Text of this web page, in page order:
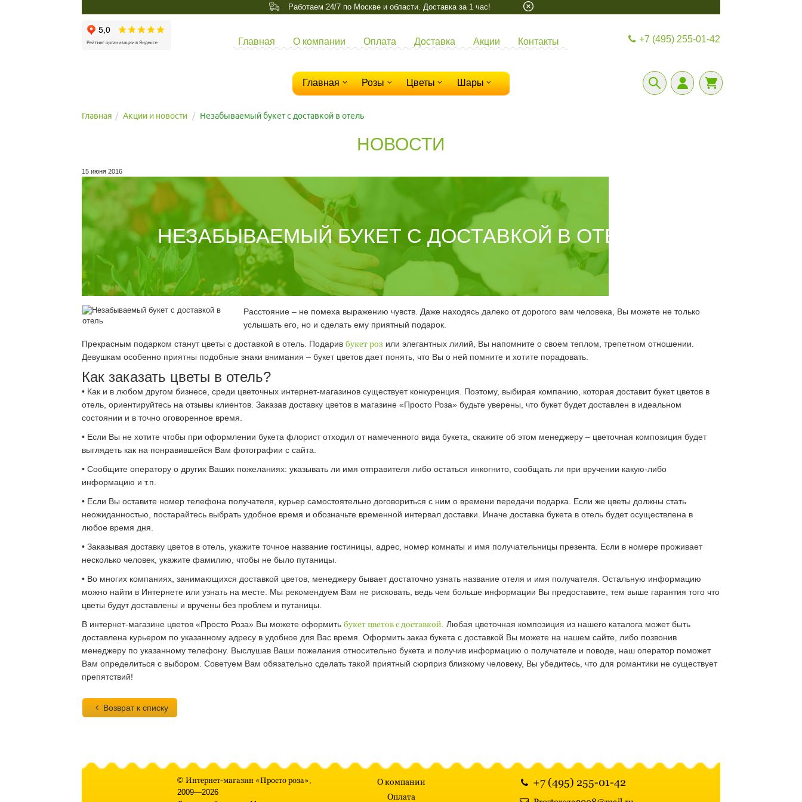
Работаем 24/7 по Москве и области. Доставка за 1 час!
Главная О компании Оплата Доставка Акции Контакты
Главная Розы Цветы Шары
+7 (495) 255-01-42
Главная Акции и новости Незабываемый букет с доставкой в отель
НОВОСТИ
15 июня 2016
НЕЗАБЫВАЕМЫЙ БУКЕТ С ДОСТАВКОЙ В ОТЕЛЬ
Расстояние – не помеха выражению чувств. Даже находясь далеко от дорогого вам человека, Вы можете не только
услышать его, но и сделать ему приятный подарок.
Прекрасным подарком станут цветы с доставкой в отель. Подарив букет роз или элегантных лилий, Вы напомните о своем теплом, трепетном отношении.
Девушкам особенно приятны подобные знаки внимания – букет цветов дает понять, что Вы о ней помните и хотите порадовать.
Как заказать цветы в отель?
• Как и в любом другом бизнесе, среди цветочных интернет-магазинов существует конкуренция. Поэтому, выбирая компанию, которая доставит букет цветов в
отель, ориентируйтесь на отзывы клиентов. Заказав доставку цветов в магазине «Просто Роза» будьте уверены, что букет будет доставлен в идеальном
состоянии и в точно оговоренное время.
• Если Вы не хотите чтобы при оформлении букета флорист отходил от намеченного вида букета, скажите об этом менеджеру – цветочная композиция будет
выглядеть как на понравившейся Вам фотографии с сайта.
• Сообщите оператору о других Ваших пожеланиях: указывать ли имя отправителя либо остаться инкогнито, сообщать ли при вручении какую-либо
информацию и т.п.
• Если Вы оставите номер телефона получателя, курьер самостоятельно договориться с ним о времени передачи подарка. Если же цветы должны стать
неожиданностью, постарайтесь выбрать удобное время и обозначьте временной интервал доставки. Иначе доставка букета в отель будет осуществлена в
любое время дня.
• Заказывая доставку цветов в отель, укажите точное название гостиницы, адрес, номер комнаты и имя получательницы презента. Если в номере проживает
несколько человек, укажите фамилию, чтобы не было путаницы.
• Во многих компаниях, занимающихся доставкой цветов, менеджеру бывает достаточно узнать название отеля и имя получателя. Остальную информацию
можно найти в Интернете или узнать на месте. Мы рекомендуем Вам не рисковать, ведь чем больше информации Вы предоставите, тем выше гарантия того что
цветы будут доставлены и вручены без проблем и путаницы.
В интернет-магазине цветов «Просто Роза» Вы можете оформить букет цветов с доставкой . Любая цветочная композиция из нашего каталога может быть
доставлена курьером по указанному адресу в удобное для Вас время. Оформить заказ букета с доставкой Вы можете на нашем сайте, либо позвонив
менеджеру по указанному телефону. Выслушав Ваши пожелания относительно букета и получив информацию о получателе и поводе, наш оператор поможет
Вам определиться с выбором. Советуем Вам обязательно сделать такой приятный сюрприз близкому человеку, Вы убедитесь, что для романтики не существует
препятствий!
Возврат к списку
© Интернет-магазин «Просто роза»,
2009—2026
О компании
Оплата
+7 (495) 255-01-42